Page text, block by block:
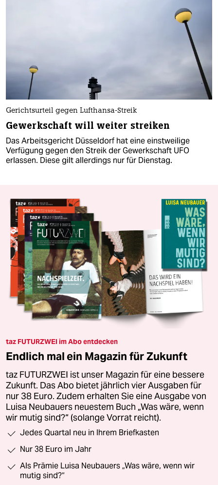
Gerichtsurteil gegen Lufthansa-Streik
Gewerkschaft will weiter streiken
Das Arbeitsgericht Düsseldorf hat eine einstweilige
Verfügung gegen den Streik der Gewerkschaft UFO
erlassen. Diese gilt allerdings nur für Dienstag.
taz FUTURZWEI im Abo entdecken
Endlich mal ein Magazin für Zukunft
taz FUTURZWEI ist unser Magazin für eine bessere
Zukunft. Das Abo bietet jährlich vier Ausgaben für
nur 38 Euro. Zudem erhalten Sie eine Ausgabe von
Luisa Neubauers neuestem Buch „Was wäre, wenn
wir mutig sind?“ (solange Vorrat reicht).
Jedes Quartal neu in Ihrem Briefkasten
Nur 38 Euro im Jahr
Als Prämie Luisa Neubauers „Was wäre, wenn wir
mutig sind?“